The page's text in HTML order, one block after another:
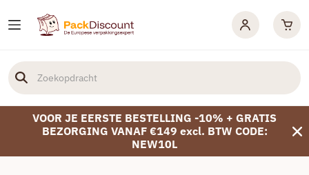
VOOR JE EERSTE BESTELLING -10% + GRATIS
BEZORGING VANAF €149 excl. BTW CODE:
NEW10L